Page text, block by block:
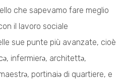
che sapevamo fare meglio
il lavoro sociale
sue punte più avanzate, cioè
infermierə, architettə,
portinaiə di quartiere, e